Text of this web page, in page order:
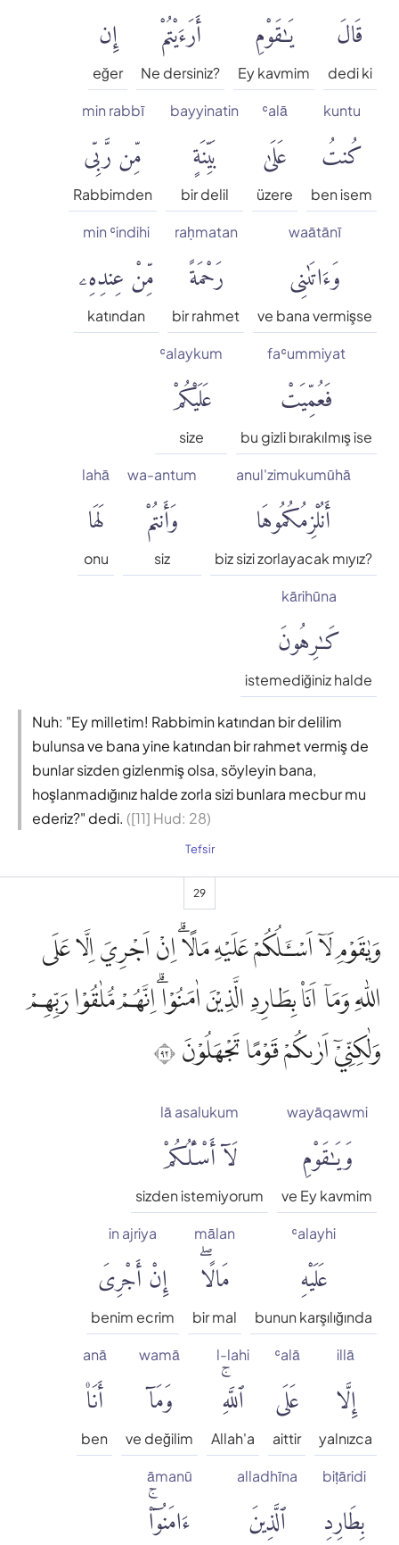
قَالَ
dedi ki
يَٰقَوْمِ
Ey kavmim
أَرَءَيْتُمْ
Ne dersiniz?
إِن
eğer
kuntu
كُنتُ
ben isem
ʿalā
عَلَىٰ
üzere
bayyinatin
بَيِّنَةٍ
bir delil
min rabbī
مِّن رَّبِّى
Rabbimden
waātānī
وَءَاتَىٰنِى
ve bana vermişse
raḥmatan
رَحْمَةً
bir rahmet
min ʿindihi
مِّنْ عِندِهِۦ
katından
faʿummiyat
فَعُمِّيَتْ
bu gizli bırakılmış ise
ʿalaykum
عَلَيْكُمْ
size
anul'zimukumūhā
أَنُلْزِمُكُمُوهَا
biz sizi zorlayacak mıyız?
wa-antum
وَأَنتُمْ
siz
lahā
لَهَا
onu
kārihūna
كَٰرِهُونَ
istemediğiniz halde
Nuh: "Ey milletim! Rabbimin katından bir delilim
bulunsa ve bana yine katından bir rahmet vermiş de
bunlar sizden gizlenmiş olsa, söyleyin bana,
hoşlanmadığınız halde zorla sizi bunlara mecbur mu
ederiz?" dedi. ([11] Hud: 28)
Tefsir
29
وَيٰقَوْمِ لَآ اَسْـَٔلُكُمْ عَلَيْهِ مَالًاۗ اِنْ اَجْرِيَ اِلَّا عَلَى
اللّٰهِ وَمَآ اَنَا۠ بِطَارِدِ الَّذِيْنَ اٰمَنُوْاۗ اِنَّهُمْ مُّلٰقُوْا رَبِّهِمْ
وَلٰكِنِّيْٓ اَرٰىكُمْ قَوْمًا تَجْهَلُوْنَ ٢٩
wayāqawmi
وَيَٰقَوْمِ
ve Ey kavmim
lā asalukum
لَآ أَسْـَٔلُكُمْ
sizden istemiyorum
ʿalayhi
عَلَيْهِ
bunun karşılığında
mālan
مَالًاۖ
bir mal
in ajriya
إِنْ أَجْرِىَ
benim ecrim
illā
إِلَّا
yalnızca
ʿalā
عَلَى
aittir
l-lahi
ٱللَّهِۚ
Allah'a
wamā
وَمَآ
ve değilim
anā
أَنَا۠
ben
biṭāridi
بِطَارِدِ
alladhīna
ٱلَّذِينَ
āmanū
ءَامَنُوٓا۟ۚ